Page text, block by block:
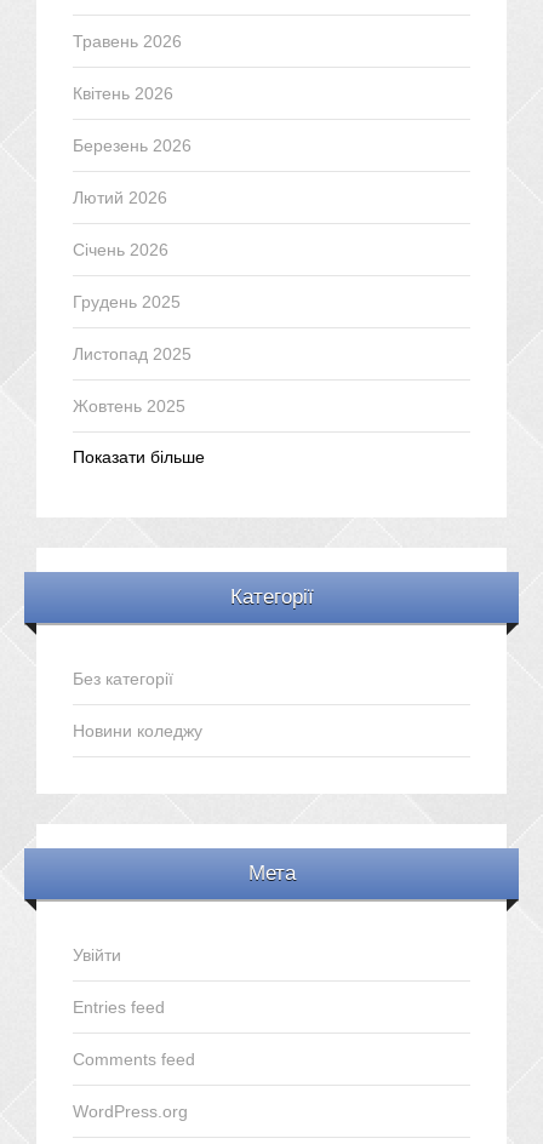
Травень 2026
Квітень 2026
Березень 2026
Лютий 2026
Січень 2026
Грудень 2025
Листопад 2025
Жовтень 2025
Показати більше
Категорії
Без категорії
Новини коледжу
Мета
Увійти
Entries feed
Comments feed
WordPress.org